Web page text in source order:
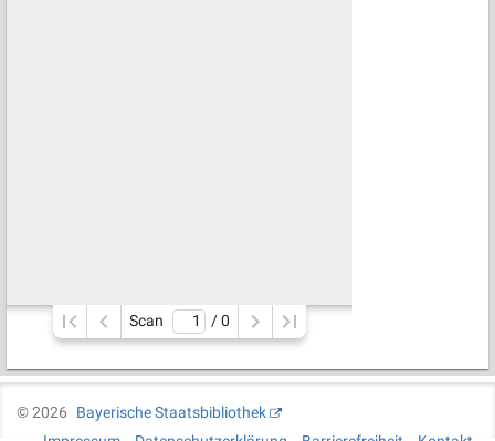
Scan / 0
©2026
Bayerische Staatsbibliothek